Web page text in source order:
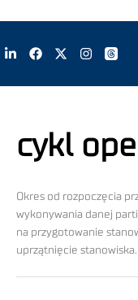
cykl
Okres od rozpoczęcia
wykonywania danej
na przygotowanie
uprzątnięcie stanowiska.